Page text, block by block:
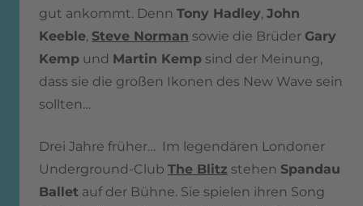
gut ankommt. Denn Tony Hadley, John
Keeble, Steve Norman sowie die Brüder Gary
Kemp und Martin Kemp sind der Meinung,
dass sie die großen Ikonen des New Wave sein
sollten…
Drei Jahre früher… Im legendären Londoner
Underground-Club The Blitz stehen Spandau
Ballet auf der Bühne. Sie spielen ihren Song